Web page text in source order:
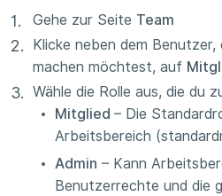
Gehe zur Seite Team
Klicke neben dem Benutzer,
machen möchtest, auf
Wähle die Rolle aus, die du
Mitglied – Die
Arbeitsbereich
Admin – Kann
Benutzerrechte und die